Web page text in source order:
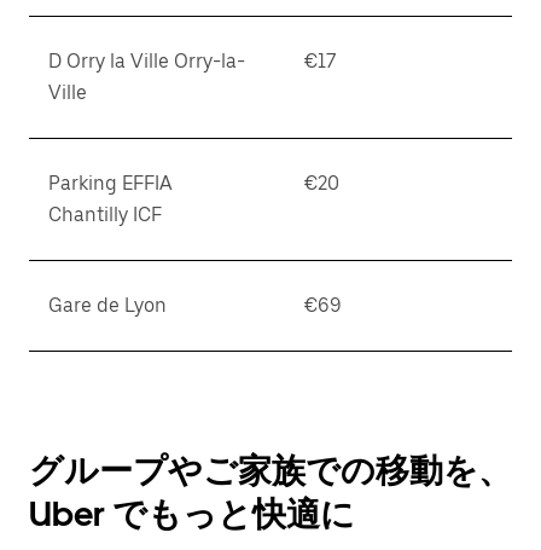
D Orry la Ville Orry-la-
Ville
€17
Parking EFFIA
Chantilly ICF
€20
Gare de Lyon €69
グループやご家族での移動を、
Uber でもっと快適に